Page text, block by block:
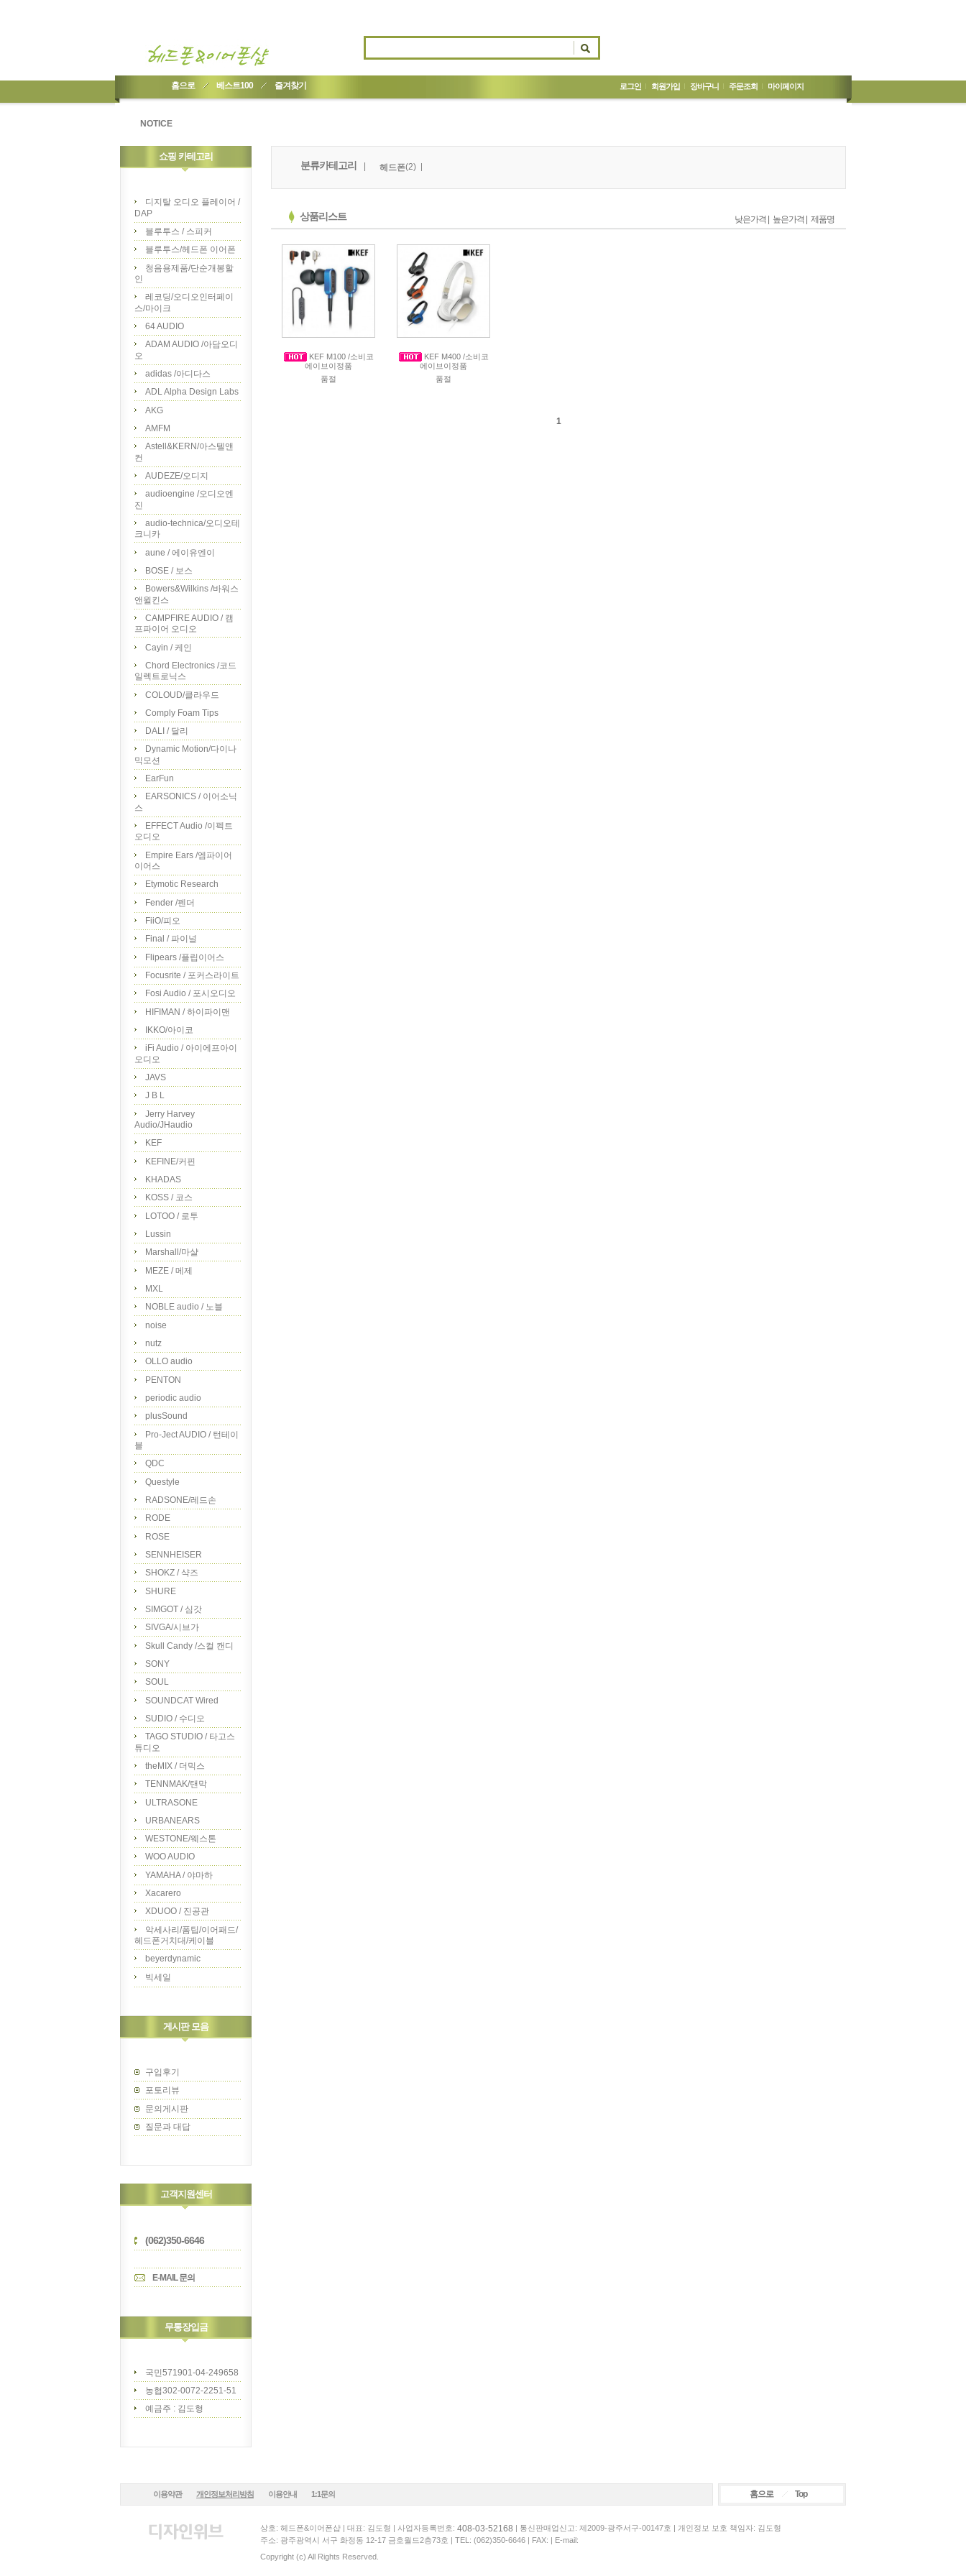
홈으로 베스트100 즐겨찾기 로그인 회원가입 장바구니 주문조회 마이페이지
NOTICE
쇼핑 카테고리
디지탈 오디오 플레이어 /
DAP
블루투스 / 스피커
블루투스/헤드폰 이어폰
청음용제품/단순개봉할
인
레코딩/오디오인터페이
스/마이크
64 AUDIO
ADAM AUDIO /아담오디
오
adidas /아디다스
ADL Alpha Design Labs
AKG
AMFM
Astell&KERN/아스텔앤
컨
AUDEZE/오디지
audioengine /오디오엔
진
audio-technica/오디오테
크니카
aune / 에이유엔이
BOSE / 보스
Bowers&Wilkins /바워스
앤윌킨스
CAMPFIRE AUDIO / 캠
프파이어 오디오
Cayin / 케인
Chord Electronics /코드
일렉트로닉스
COLOUD/클라우드
Comply Foam Tips
DALI / 달리
Dynamic Motion/다이나
믹모션
EarFun
EARSONICS / 이어소닉
스
EFFECT Audio /이펙트
오디오
Empire Ears /엠파이어
이어스
Etymotic Research
Fender /펜더
FiiO/피오
Final / 파이널
Flipears /플립이어스
Focusrite / 포커스라이트
Fosi Audio / 포시오디오
HIFIMAN / 하이파이맨
IKKO/아이코
iFi Audio / 아이에프아이
오디오
JAVS
J B L
Jerry Harvey
Audio/JHaudio
KEF
KEFINE/커핀
KHADAS
KOSS / 코스
LOTOO / 로투
Lussin
Marshall/마샬
MEZE / 메제
MXL
NOBLE audio / 노블
noise
nutz
OLLO audio
PENTON
periodic audio
plusSound
Pro-Ject AUDIO / 턴테이
블
QDC
Questyle
RADSONE/레드손
RODE
ROSE
SENNHEISER
SHOKZ / 샥즈
SHURE
SIMGOT / 심갓
SIVGA/시브가
Skull Candy /스컬 캔디
SONY
SOUL
SOUNDCAT Wired
SUDIO / 수디오
TAGO STUDIO / 타고스
튜디오
theMIX / 더믹스
TENNMAK/탠막
ULTRASONE
URBANEARS
WESTONE/웨스톤
WOO AUDIO
YAMAHA / 야마하
Xacarero
XDUOO / 진공관
악세사리/폼팁/이어패드/
헤드폰거치대/케이블
beyerdynamic
빅세일
게시판 모음
구입후기
포토리뷰
문의게시판
질문과 대답
고객지원센터
(062)350-6646
E-MAIL 문의
무통장입금
국민571901-04-249658
농협302-0072-2251-51
예금주 : 김도형
분류카테고리 헤드폰(2)
상품리스트 낮은가격 | 높은가격 | 제품명
KEF M100 /소비코
에이브이정품
품절
KEF M400 /소비코
에이브이정품
품절
1
이용약관 개인정보처리방침 이용안내 1:1문의 홈으로 Top
상호: 헤드폰&이어폰샵 | 대표: 김도형 | 사업자등록번호: 408-03-52168 | 통신판매업신고: 제2009-광주서구-00147호 | 개인정보 보호 책임자: 김도형
주소: 광주광역시 서구 화정동 12-17 금호월드2층73호 | TEL: (062)350-6646 | FAX: | E-mail:
Copyright (c) All Rights Reserved.